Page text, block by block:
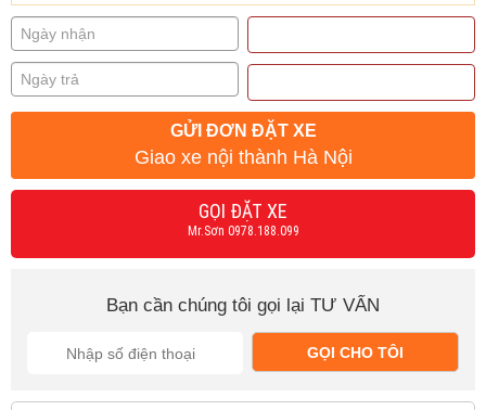
GỬI ĐƠN ĐẶT XE
Giao xe nội thành Hà Nội
GỌI ĐẶT XE
Mr.Sơn 0978.188.099
Bạn cần chúng tôi gọi lại TƯ VẤN
GỌI CHO TÔI